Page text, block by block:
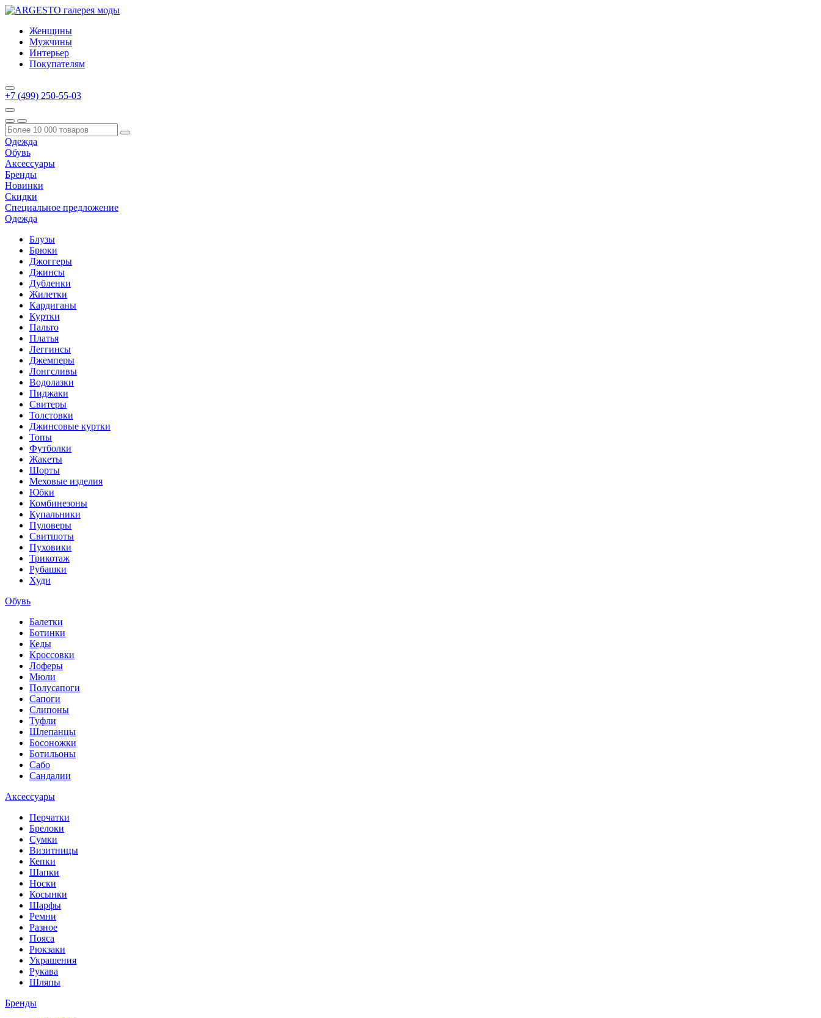
Женщины
Мужчины
Интерьер
Покупателям
+7 (499) 250-55-03
Одежда
Обувь
Аксессуары
Бренды
Новинки
Скидки
Специальное предложение
Одежда
Блузы
Брюки
Джоггеры
Джинсы
Дубленки
Жилетки
Кардиганы
Куртки
Пальто
Платья
Леггинсы
Джемперы
Лонгсливы
Водолазки
Пиджаки
Свитеры
Толстовки
Джинсовые куртки
Топы
Футболки
Жакеты
Шорты
Меховые изделия
Юбки
Комбинезоны
Купальники
Пуловеры
Свитшоты
Пуховики
Трикотаж
Рубашки
Худи
Обувь
Балетки
Ботинки
Кеды
Кроссовки
Лоферы
Мюли
Полусапоги
Сапоги
Слипоны
Туфли
Шлепанцы
Босоножки
Ботильоны
Сабо
Сандалии
Аксессуары
Перчатки
Брелоки
Сумки
Визитницы
Кепки
Шапки
Носки
Косынки
Шарфы
Ремни
Разное
Пояса
Рюкзаки
Украшения
Рукава
Шляпы
Бренды